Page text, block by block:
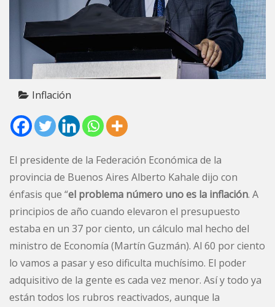
Inflación
El presidente de la Federación Económica de la
provincia de Buenos Aires Alberto Kahale dijo con
énfasis que “el problema número uno es la inflación. A
principios de año cuando elevaron el presupuesto
estaba en un 37 por ciento, un cálculo mal hecho del
ministro de Economía (Martín Guzmán). Al 60 por ciento
lo vamos a pasar y eso dificulta muchísimo. El poder
adquisitivo de la gente es cada vez menor. Así y todo ya
están todos los rubros reactivados, aunque la